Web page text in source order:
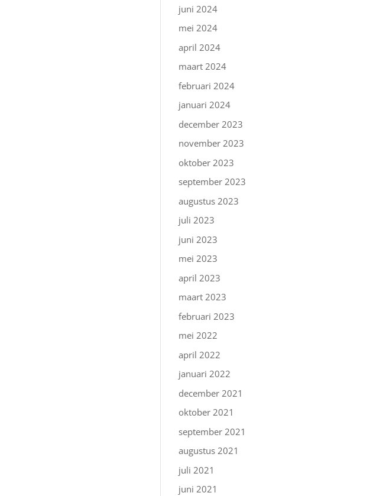
juni 2024
mei 2024
april 2024
maart 2024
februari 2024
januari 2024
december 2023
november 2023
oktober 2023
september 2023
augustus 2023
juli 2023
juni 2023
mei 2023
april 2023
maart 2023
februari 2023
mei 2022
april 2022
januari 2022
december 2021
oktober 2021
september 2021
augustus 2021
juli 2021
juni 2021